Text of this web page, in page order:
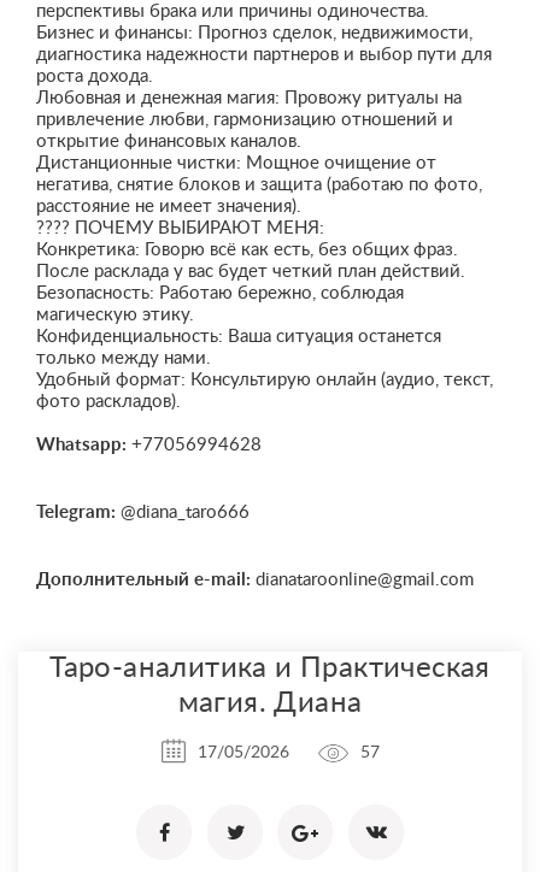
перспективы брака или причины одиночества.
​Бизнес и финансы: Прогноз сделок, недвижимости,
диагностика надежности партнеров и выбор пути для
роста дохода.
​Любовная и денежная магия: Провожу ритуалы на
привлечение любви, гармонизацию отношений и
открытие финансовых каналов.
​Дистанционные чистки: Мощное очищение от
негатива, снятие блоков и защита (работаю по фото,
расстояние не имеет значения).
​???? ПОЧЕМУ ВЫБИРАЮТ МЕНЯ:
​Конкретика: Говорю всё как есть, без общих фраз.
После расклада у вас будет четкий план действий.
​Безопасность: Работаю бережно, соблюдая
магическую этику.
​Конфиденциальность: Ваша ситуация останется
только между нами.
​Удобный формат: Консультирую онлайн (аудио, текст,
фото раскладов).
Whatsapp: +77056994628
Telegram: @diana_taro666
Дополнительный e-mail: dianataroonline@gmail.com
Таро-аналитика и Практическая
магия. Диана
17/05/2026 57